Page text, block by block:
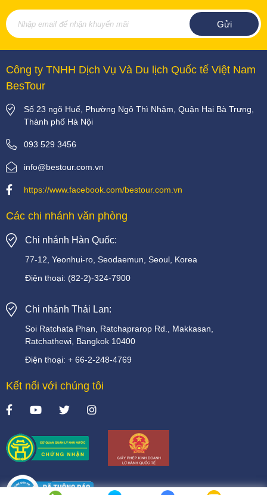
Công ty TNHH Dịch Vụ Và Du lịch Quốc tế Việt Nam
BesTour
Số 23 ngõ Huế, Phường Ngô Thì Nhậm, Quận Hai Bà Trưng,
Thành phố Hà Nội
093 529 3456
info@bestour.com.vn
https://www.facebook.com/bestour.com.vn
Các chi nhánh văn phòng
Chi nhánh Hàn Quốc:
77-12, Yeonhui-ro, Seodaemun, Seoul, Korea
Điện thoại: (82-2)-324-7900
Chi nhánh Thái Lan:
Soi Ratchata Phan, Ratchaprarop Rd.,
Makkasan,
Ratchathewi, Bangkok 10400
Điện thoại: + 66-2-248-4769
Kết nối với chúng tôi